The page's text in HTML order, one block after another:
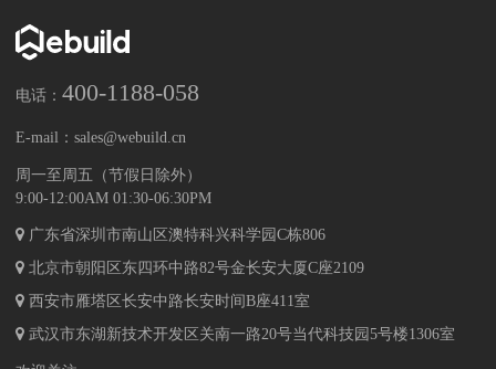
电话： 400-1188-058
E-mail： sales@webuild.cn
周一至周五（节假日除外）
9:00-12:00AM 01:30-06:30PM
广东省深圳市南山区澳特科兴科学园C栋806
北京市朝阳区东四环中路82号金长安大厦C座2109
西安市雁塔区长安中路长安时间B座411室
武汉市东湖新技术开发区关南一路20号当代科技园5号楼1306室